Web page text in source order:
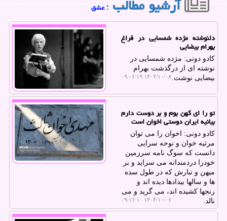
آرشیو مطالب : عشق
دلنوشته مژده شمسایی در فراغ
بهرام بیضایی
کادو دونی: مژده شمسایی در
نوشته ای از درگذشت بهرام
بیضایی نوشت.۱۴۰۴/۱۰/۰۸ ۰۹:۰۶:۱۹
تو را ای کهن بوم و بر دوست دارم
بیانیه ایران دوستی اخوان است
کادو دونی: اخوان را می توان
مرثیه خوان و نوحه سرایی
دانست که سوگ نامه سرزمین
خودرا دردمندانه می سراید و بر
میهن و تبارش که در طول سده
ها و سالها بیدادها دیده اند و
رنجها کشیده اند، می گرید و می
نالد.
۱۴۰۴/۱۰/۰۶ ۰۹:۱۶:۱۰